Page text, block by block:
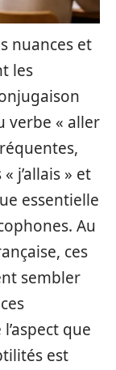
nuances et
les
verbe « aller
j’allais » et
essentielle
Au
ces
sembler
que
est